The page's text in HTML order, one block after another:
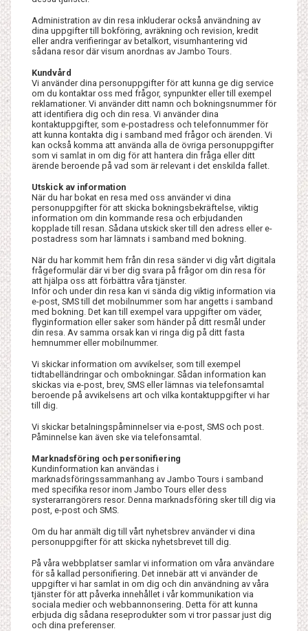
Administration av din resa inkluderar också användning av
dina uppgifter till bokföring, avräkning och revision, kredit
eller andra verifieringar av betalkort, visumhantering vid
sådana resor där visum anordnas av Jambo Tours.
Kundvård
Vi använder dina personuppgifter för att kunna ge dig service
om du kontaktar oss med frågor, synpunkter eller till exempel
reklamationer. Vi använder ditt namn och bokningsnummer för
att identifiera dig och din resa. Vi använder dina
kontaktuppgifter, som e-postadress och telefonnummer för
att kunna kontakta dig i samband med frågor och ärenden. Vi
kan också komma att använda alla de övriga personuppgifter
som vi samlat in om dig för att hantera din fråga eller ditt
ärende beroende på vad som är relevant i det enskilda fallet.
Utskick av information
När du har bokat en resa med oss använder vi dina
personuppgifter för att skicka bokningsbekräftelse, viktig
information om din kommande resa och erbjudanden
kopplade till resan. Sådana utskick sker till den adress eller e-
postadress som har lämnats i samband med bokning.
När du har kommit hem från din resa sänder vi dig vårt digitala
frågeformulär där vi ber dig svara på frågor om din resa för
att hjälpa oss att förbättra våra tjänster.
Inför och under din resa kan vi sända dig viktig information via
e-post, SMS till det mobilnummer som har angetts i samband
med bokning. Det kan till exempel vara uppgifter om väder,
flyginformation eller saker som händer på ditt resmål under
din resa. Av samma orsak kan vi ringa dig på ditt fasta
hemnummer eller mobilnummer.
Vi skickar information om avvikelser, som till exempel
tidtabelländringar och ombokningar. Sådan information kan
skickas via e-post, brev, SMS eller lämnas via telefonsamtal
beroende på avvikelsens art och vilka kontaktuppgifter vi har
till dig.
Vi skickar betalningspåminnelser via e-post, SMS och post.
Påminnelse kan även ske via telefonsamtal.
Marknadsföring och personifiering
Kundinformation kan användas i
marknadsföringssammanhang av Jambo Tours i samband
med specifika resor inom Jambo Tours eller dess
systerarrangörers resor. Denna marknadsföring sker till dig via
post, e-post och SMS.
Om du har anmält dig till vårt nyhetsbrev använder vi dina
personuppgifter för att skicka nyhetsbrevet till dig.
På våra webbplatser samlar vi information om våra användare
för så kallad personifiering. Det innebär att vi använder de
uppgifter vi har samlat in om dig och din användning av våra
tjänster för att påverka innehållet i vår kommunikation via
sociala medier och webbannonsering. Detta för att kunna
erbjuda dig sådana reseprodukter som vi tror passar just dig
och dina preferenser.